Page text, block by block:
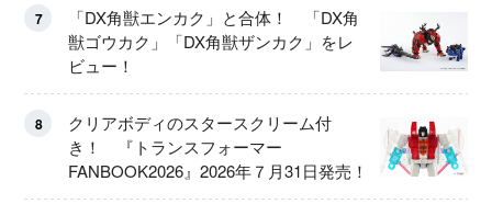
7
「DX角獣エンカク」と合体！ 「DX角
獣ゴウカク」「DX角獣ザンカク」をレ
ビュー！
8
クリアボディのスタースクリーム付
き！ 『トランスフォーマー
FANBOOK2026』2026年７月31日発売！